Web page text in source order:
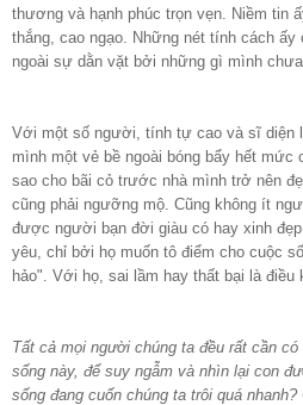
thương và hạnh phúc trọn vẹn. Niềm tin
thắng, cao ngạo. Những nét tính cách ấy
ngoài sự dằn vặt bởi những gì mình
Với một số người, tính tự cao và sĩ diện
mình một vẻ bề ngoài bóng bẩy hết mức
sao cho bãi cỏ trước nhà mình trở nên
cũng phải ngưỡng mộ. Cũng không ít
được người bạn đời giàu có hay xinh
yêu, chỉ bởi họ muốn tô điểm cho cuộc
hảo". Với họ, sai lầm hay thất bại là điều
Tất cả mọi người chúng ta đều rất cần
sống này, để suy ngẫm và nhìn lại con
sống đang cuốn chúng ta trôi quá